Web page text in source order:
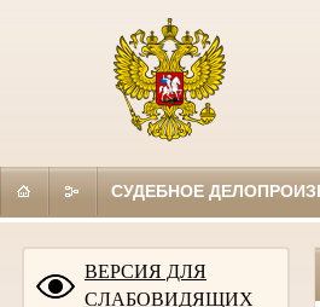
СУДЕБНОЕ
ВЕРСИЯ ДЛЯ
СЛАБОВИДЯЩИХ